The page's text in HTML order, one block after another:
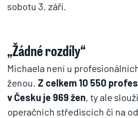
sobotu 3. září.
„Žádné rozdíly“
Michaela není u
ženou. Z celkem 10 550
v Česku je 969 žen, ty ale
operačních střediscích či na